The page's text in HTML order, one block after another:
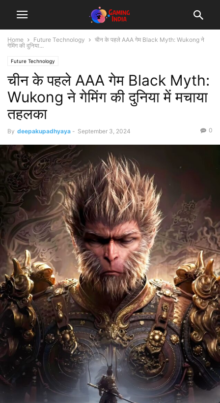
Home Future Technology
चीन के पहले AAA गेम Black Myth: Wukong ने
गेमिंग की दुनिया...
Future Technology
चीन के पहले AAA गेम Black Myth:
Wukong ने गेमिंग की दुनिया में मचाया
तहलका
By deepakupadhyaya - September 3, 2024 0